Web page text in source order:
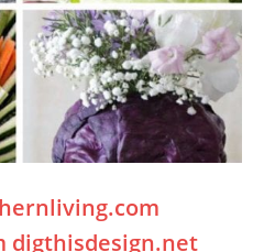
digthisdesign.net